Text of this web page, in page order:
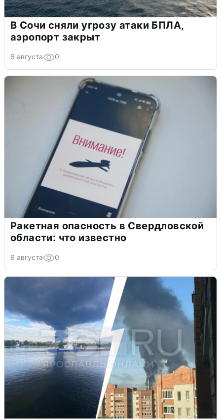
В Сочи сняли угрозу атаки БПЛА,
аэропорт закрыт
6 августа 0
Ракетная опасность в Свердловской
области: что известно
6 августа 0